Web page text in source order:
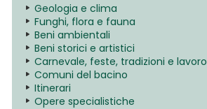
Geologia e clima
Funghi, flora e fauna
Beni ambientali
Beni storici e artistici
Carnevale, feste, tradizioni e lavoro
Comuni del bacino
Itinerari
Opere specialistiche